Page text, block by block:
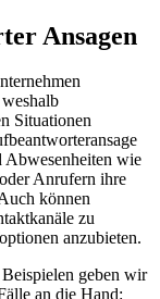
Ansagen
Situationen
Abwesenheiten wie
Anrufern ihre
können
zu
anzubieten.
geben wir
an die Hand: